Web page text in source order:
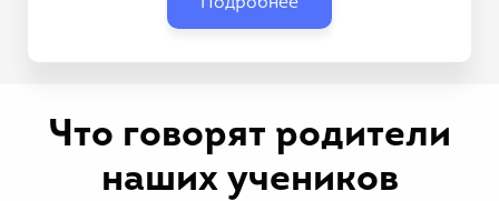
Подробнее
Что говорят родители
наших учеников